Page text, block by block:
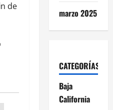
de
marzo 2025
CATEGORÍAS
Baja
California